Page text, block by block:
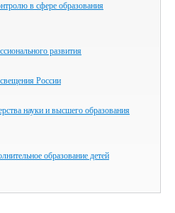
в сфере образования
развития
России
науки и высшего образования
образование детей